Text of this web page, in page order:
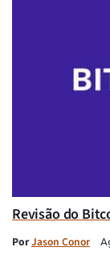
Revisão do
PorJason Conor